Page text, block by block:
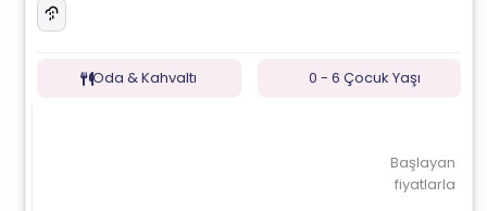
Oda & Kahvaltı 0 - 6 Çocuk Yaşı
Başlayan
fiyatlarla